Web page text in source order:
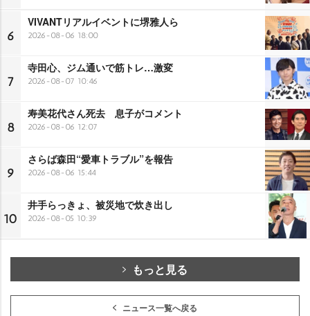
6
VIVANTリアルイベントに堺雅人ら
2026-08-06 18:00
7
寺田心、ジム通いで筋トレ…激変
2026-08-07 10:46
8
寿美花代さん死去 息子がコメント
2026-08-06 12:07
9
さらば森田“愛車トラブル”を報告
2026-08-06 15:44
10
井手らっきょ、被災地で炊き出し
2026-08-05 10:39
もっと見る
ニュース一覧へ戻る